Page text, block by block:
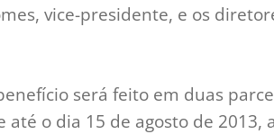
vice-presidente, e os
será feito em duas
até o dia 15 de agosto de 2013,